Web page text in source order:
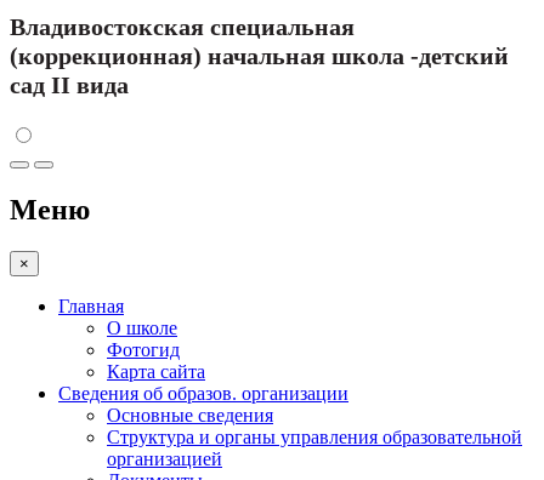
Владивостокская специальная
(коррекционная) начальная школа -детский
сад II вида
Меню
×
Главная
О школе
Фотогид
Карта сайта
Сведения об образов. организации
Основные сведения
Структура и органы управления образовательной
организацией